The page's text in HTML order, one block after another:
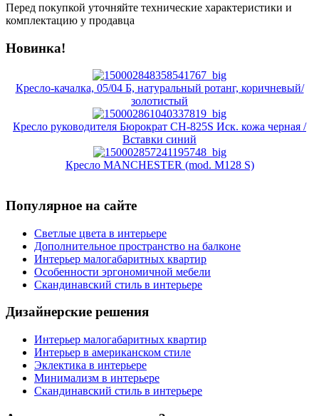
Перед покупкой уточняйте технические характеристики и
комплектацию у продавца
Новинка!
Кресло-качалка, 05/04 Б, натуральный ротанг, коричневый/
золотистый
Кресло руководителя Бюрократ CH-825S Иск. кожа черная /
Вставки синий
Кресло MANCHESTER (mod. M128 S)
Популярное на сайте
Светлые цвета в интерьере
Дополнительное пространство на балконе
Интерьер малогабаритных квартир
Особенности эргономичной мебели
Скандинавский стиль в интерьере
Дизайнерские решения
Интерьер малогабаритных квартир
Интерьер в американском стиле
Эклектика в интерьере
Минимализм в интерьере
Скандинавский стиль в интерьере